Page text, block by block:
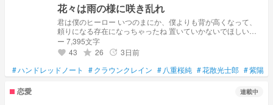
花々は雨の様に咲き乱れ
君は僕のヒーロー いつのまにか、僕よりも背が高くなって、
頼りになる存在になっちゃったね 置いていかないでほしい
な… 君の背中が遠くに見えるや ねぇ…、君の隣は…、まだ空
いてる、？ 僕は君の隣に並べる様な存在なのかな
____________立ち止まった時、前へ引っ張ってくれる存在
が、貴方にはいますか？ 寂しい夜、そばに寄り添ってくれる
人が、貴方にはいますか？ _____ただ、気づいてないだけ
ー 7,395文字
favorite 43 grade 26 update 3日前
#ハンドレッドノート #クラウンクレイン # 八重桜純 #花散光士郎 #紫陽
恋愛 連載中